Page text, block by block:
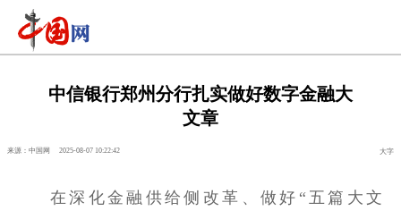
中信银行郑州分行扎实做好数字金融大
文章
来源：中国网 2025-08-07 10:22:42 大字
在深化金融供给侧改革、做好“五篇大文